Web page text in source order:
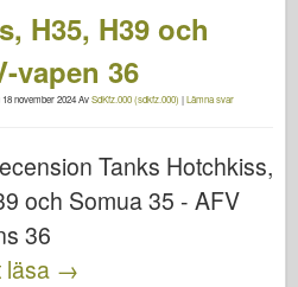
H35, H39 och
vapen 36
18 november 2024AvSdKfz.000 (sdkfz.000) |Lämna svar
Tanks Hotchkiss,
och Somua 35 - AFV
36
läsa →